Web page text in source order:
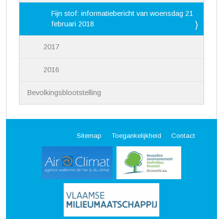
Fijn stof: informatiebericht van woensdag 21
februari 2018
2017
2016
Bevolkingsblootstelling
Sitemap Toegankelijkheid Contact